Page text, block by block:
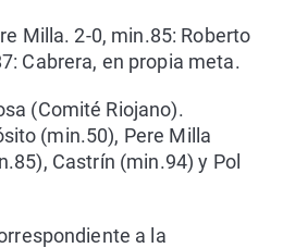
Milla. 2-0, min.85: Roberto
Cabrera, en propia meta.
(Comité Riojano).
(min.50), Pere Milla
Castrín (min.94) y Pol
a la